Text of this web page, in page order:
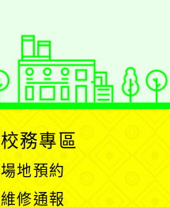
校務專區
場地預約
維修通報